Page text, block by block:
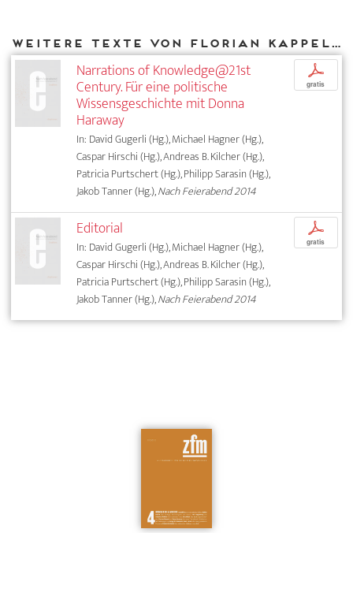
Weitere Texte von Florian Kappeler bei DIAPHANES
Narrations of Knowledge@21st
Century. Für eine politische
Wissensgeschichte mit Donna
Haraway
In: David Gugerli (Hg.), Michael Hagner (Hg.),
Caspar Hirschi (Hg.), Andreas B. Kilcher (Hg.),
Patricia Purtschert (Hg.), Philipp Sarasin (Hg.),
Jakob Tanner (Hg.),Nach Feierabend 2014
p
gratis
Editorial
In: David Gugerli (Hg.), Michael Hagner (Hg.),
Caspar Hirschi (Hg.), Andreas B. Kilcher (Hg.),
Patricia Purtschert (Hg.), Philipp Sarasin (Hg.),
Jakob Tanner (Hg.),Nach Feierabend 2014
p
gratis